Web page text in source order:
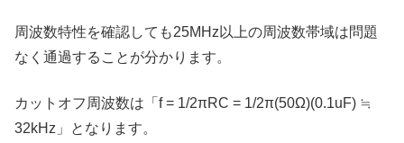
周波数特性を確認しても25MHz以上の周波数帯域は問題
なく通過することが分かります。
カットオフ周波数は「f = 1/2πRC = 1/2π(50Ω)(0.1uF) ≒
32kHz」となります。